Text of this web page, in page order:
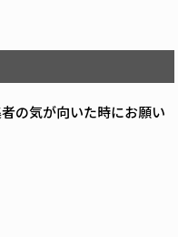
の気が向いた時にお願い